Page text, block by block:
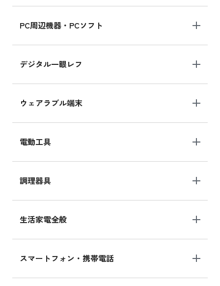
PC周辺機器・PCソフト
デジタル一眼レフ
ウェアラブル端末
電動工具
調理器具
生活家電全般
スマートフォン・携帯電話
MK2K3J/Aの新品買取価格はこちら